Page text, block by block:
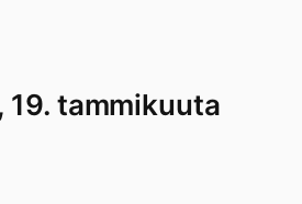
19. tammikuuta